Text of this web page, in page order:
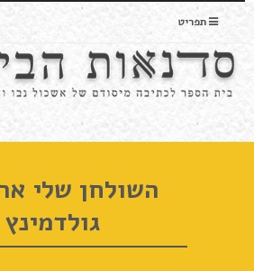
תפריט
השולחן שלי
גולדמינץ